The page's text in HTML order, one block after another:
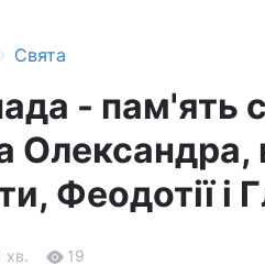
› Свята
- пам'ять
Олександра,
Феодотії і
хв. 19